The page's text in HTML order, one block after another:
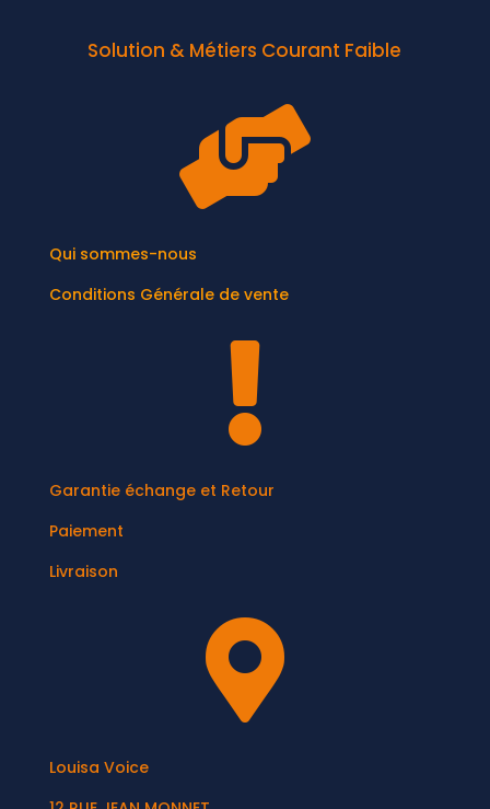
Solution & Métiers Courant Faible

Qui sommes-nous
Conditions Générale de vente

Garantie échange et Retour
Paiement
Livraison

Louisa Voice